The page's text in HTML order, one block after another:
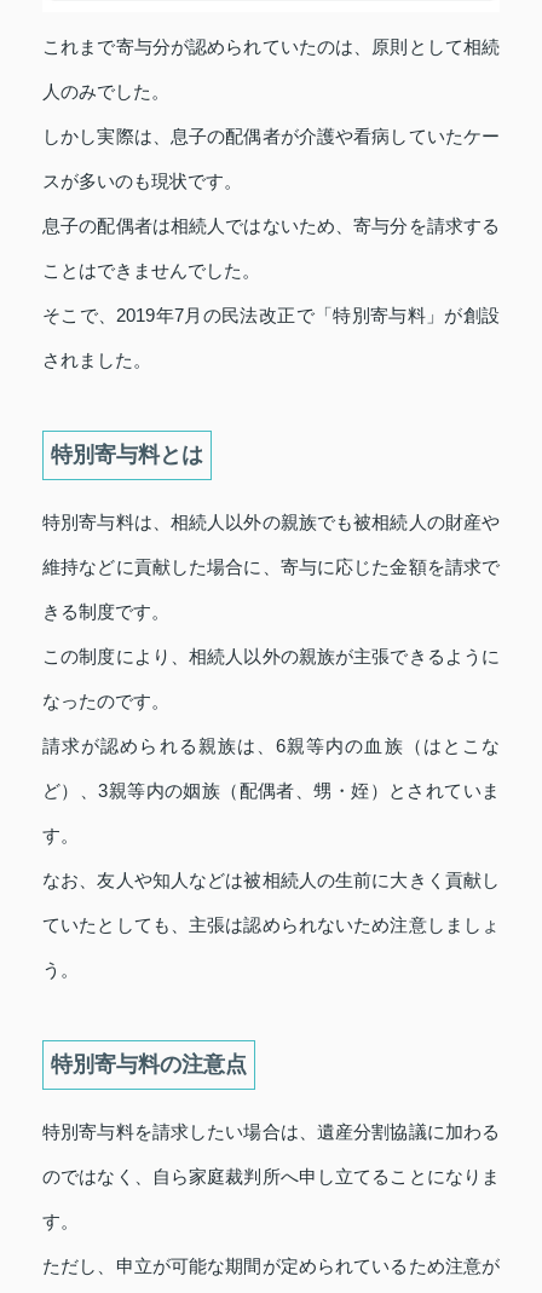
これまで寄与分が認められていたのは、原則として相続
人のみでした。
しかし実際は、息子の配偶者が介護や看病していたケー
スが多いのも現状です。
息子の配偶者は相続人ではないため、寄与分を請求する
ことはできませんでした。
そこで、2019年7月の民法改正で「特別寄与料」が創設
されました。
特別寄与料とは
特別寄与料は、相続人以外の親族でも被相続人の財産や
維持などに貢献した場合に、寄与に応じた金額を請求で
きる制度です。
この制度により、相続人以外の親族が主張できるように
なったのです。
請求が認められる親族は、6親等内の血族（はとこな
ど）、3親等内の姻族（配偶者、甥・姪）とされていま
す。
なお、友人や知人などは被相続人の生前に大きく貢献し
ていたとしても、主張は認められないため注意しましょ
う。
特別寄与料の注意点
特別寄与料を請求したい場合は、遺産分割協議に加わる
のではなく、自ら家庭裁判所へ申し立てることになりま
す。
ただし、申立が可能な期間が定められているため注意が